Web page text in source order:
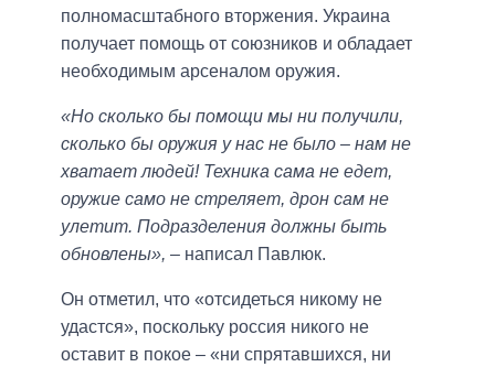
полномасштабного вторжения. Украина
получает помощь от союзников и обладает
необходимым арсеналом оружия.
«Но сколько бы помощи мы ни получили,
сколько бы оружия у нас не было – нам не
хватает людей! Техника сама не едет,
оружие само не стреляет, дрон сам не
улетит. Подразделения должны быть
обновлены», – написал Павлюк.
Он отметил, что «отсидеться никому не
удастся», поскольку россия никого не
оставит в покое – «ни спрятавшихся, ни